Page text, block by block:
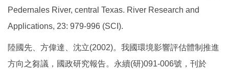
Pedernales River, central Texas. River Research and
Applications, 23: 979-996 (SCI).
陸國先、方偉達、沈立(2002)。我國環境影響評估體制推進
方向之芻議，國政研究報告。永續(研)091-006號，刊於